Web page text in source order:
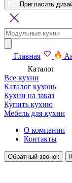
Пригласить
Главная
Каталог
Все кухни
Каталог кухонь
Кухни на заказ
Купить кухню
Мебель для кухни
О компании
Контакты
Обратный звонок